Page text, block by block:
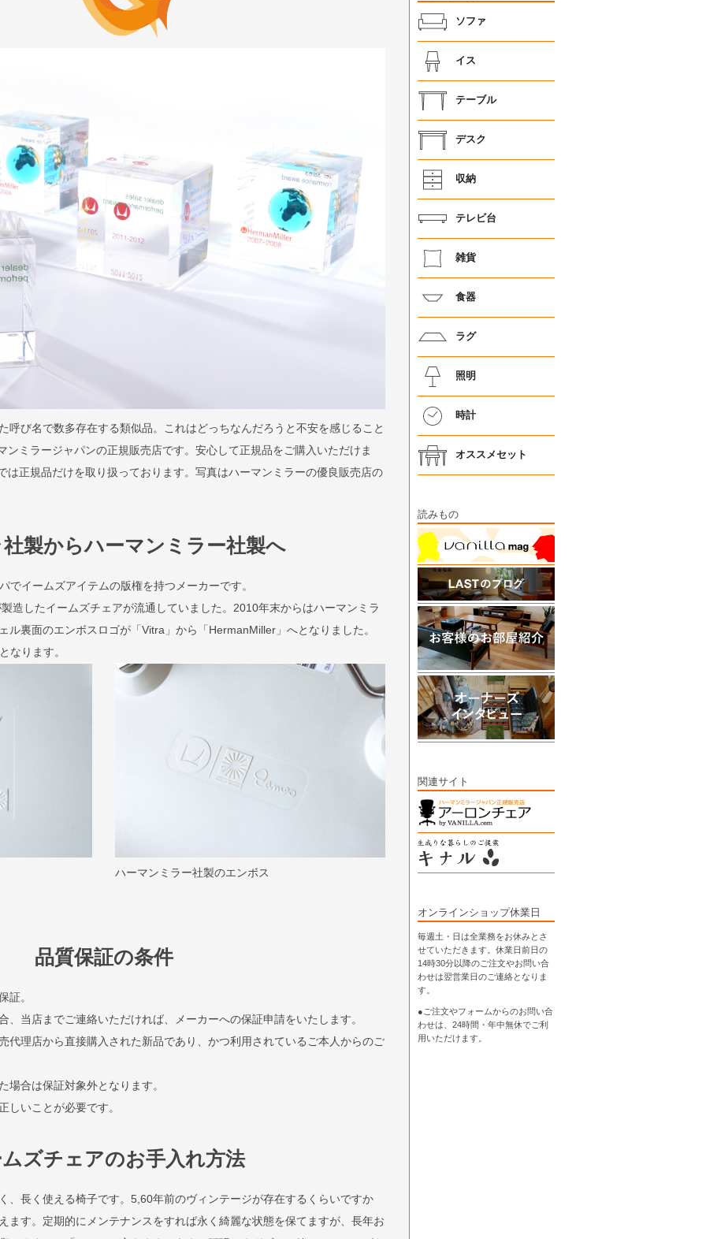
呼び名で数多存在する類似品。これはどっちなんだろうと不安を感じること
ンミラージャパンの正規販売店です。安心して正規品をご購入いただけま
は正規品だけを取り扱っております。写真はハーマンミラーの優良販売店の
製からハーマンミラー社製へ
でイームズアイテムの版権を持つメーカーです。
造したイームズチェアが流通していました。2010年末からはハーマンミラ
ル裏面のエンボスロゴが「Vitra」から「HermanMiller」へとなりました。
なります。
ハーマンミラー社製のエンボス
品質保証の条件
証。
、当店までご連絡いただければ、メーカーへの保証申請をいたします。
代理店から直接購入された新品であり、かつ利用されているご本人からのご
場合は保証対象外となります。
しいことが必要です。
ズチェアのお手入れ方法
、長く使える椅子です。5,60年前のヴィンテージが存在するくらいですか
ます。定期的にメンテナンスをすれば永く綺麗な状態を保てますが、長年お
ソファ
イス
テーブル
デスク
収納
テレビ台
雑貨
食器
ラグ
照明
時計
オススメセット
読みもの
関連サイト
オンラインショップ休業日
毎週土・日は全業務をお休みとさ
せていただきます。休業日前日の
14時30分以降のご注文やお問い合
わせは翌営業日のご連絡となりま
す。
●ご注文やフォームからのお問い合
わせは、 24時間・年中無休でご利
用いただけます。